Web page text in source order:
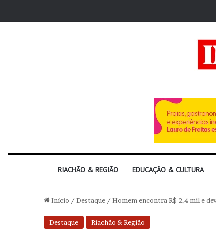
RIACHÃO & REGIÃO EDUCAÇÃO & CULTURA
Início / Destaque / Homem encontra R$ 2,4 mil e
Destaque Riachão & Região